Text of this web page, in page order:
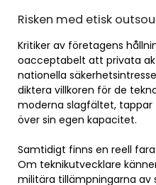
Risken med etisk
Kritiker av företagens
oacceptabelt att privata
nationella
diktera villkoren för de
moderna slagfältet,
över sin egen kapacitet.
Samtidigt finns en reell
Om teknikutvecklare
militära tillämpningarna av